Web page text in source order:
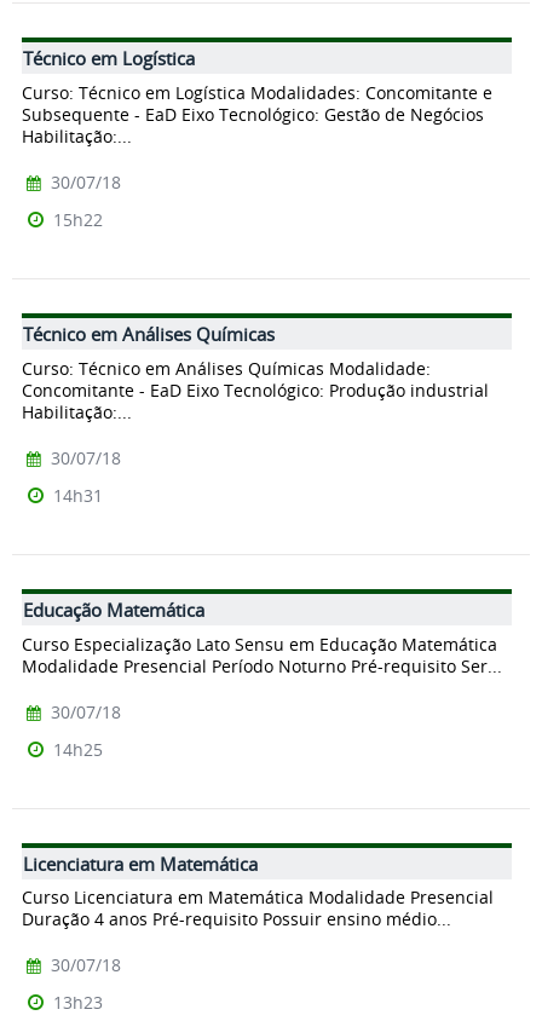
Técnico em Logística
Curso: Técnico em Logística Modalidades: Concomitante e
Subsequente - EaD Eixo Tecnológico: Gestão de Negócios
Habilitação:...
30/07/18
15h22
Técnico em Análises Químicas
Curso: Técnico em Análises Químicas Modalidade:
Concomitante - EaD Eixo Tecnológico: Produção industrial
Habilitação:...
30/07/18
14h31
Educação Matemática
Curso Especialização Lato Sensu em Educação Matemática
Modalidade Presencial Período Noturno Pré-requisito Ser...
30/07/18
14h25
Licenciatura em Matemática
Curso Licenciatura em Matemática Modalidade Presencial
Duração 4 anos Pré-requisito Possuir ensino médio...
30/07/18
13h23